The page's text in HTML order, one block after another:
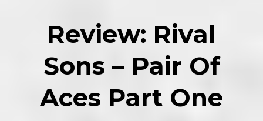
Review: Rival
Sons – Pair Of
Aces Part One